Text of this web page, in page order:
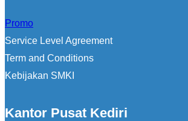
Promo
Service Level Agreement
Term and Conditions
Kebijakan SMKI
Kantor Pusat Kediri